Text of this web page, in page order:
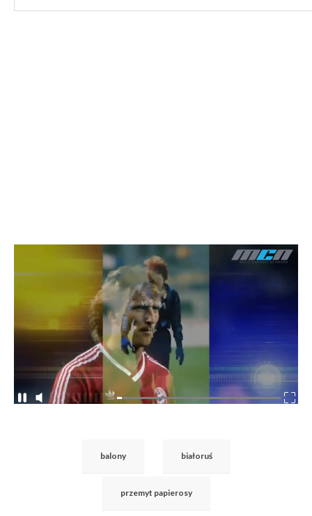
balony białoruś
przemyt papierosy